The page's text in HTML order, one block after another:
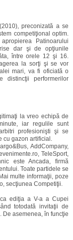
preconizată a se
competiţional optim.
Patinoarului
dar şi de opţiunile
între orele 12 şi 16.
la sorţi şi se vor
mari, va fi oficiată o
performerilor
la vreo echipă de
iar regulile sunt
profesionişti şi se
cu gazon artificial.
AddCompany,
TeleSport,
este Ancada, firmă
Toate partidele se
multe informaţii, poze
secţiunea Competiţii.
ediţia a V-a a Cupei
totodată invitaţii de
asemenea, în funcţie